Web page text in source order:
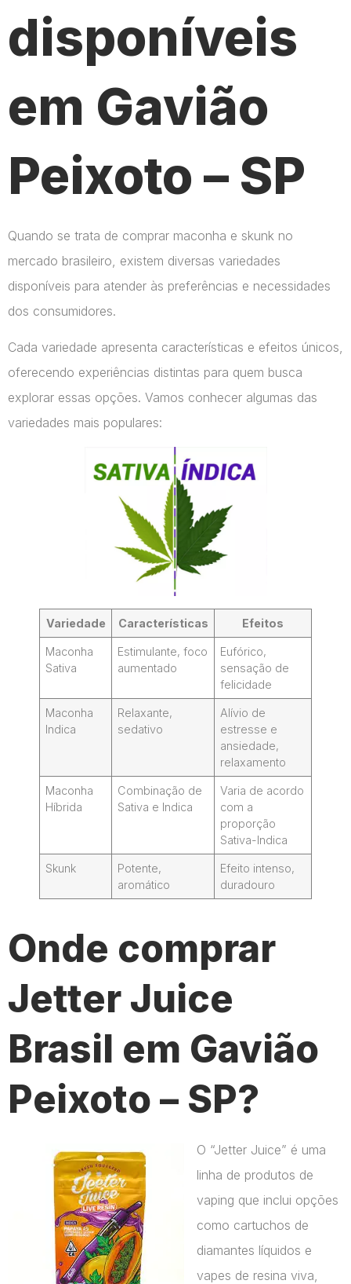
disponíveis
em Gavião
Peixoto – SP
Quando se trata de comprar maconha e skunk no
mercado brasileiro, existem diversas variedades
disponíveis para atender às preferências e necessidades
dos consumidores.
Cada variedade apresenta características e efeitos únicos,
oferecendo experiências distintas para quem busca
explorar essas opções. Vamos conhecer algumas das
variedades mais populares:
Variedade Características Efeitos
Maconha
Sativa
Estimulante, foco
aumentado
Eufórico,
sensação de
felicidade
Maconha
Indica
Relaxante,
sedativo
Alívio de
estresse e
ansiedade,
relaxamento
Maconha
Híbrida
Combinação de
Sativa e Indica
Varia de acordo
com a
proporção
Sativa-Indica
Skunk
Potente,
aromático
Efeito intenso,
duradouro
Onde comprar
Jetter Juice
Brasil em Gavião
Peixoto – SP?
O “Jetter Juice” é uma
linha de produtos de
vaping que inclui opções
como cartuchos de
diamantes líquidos e
vapes de resina viva,